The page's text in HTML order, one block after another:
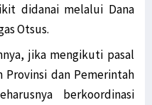
didanai melalui Dana
Otsus.
jika mengikuti pasal
Provinsi dan Pemerintah
berkoordinasi